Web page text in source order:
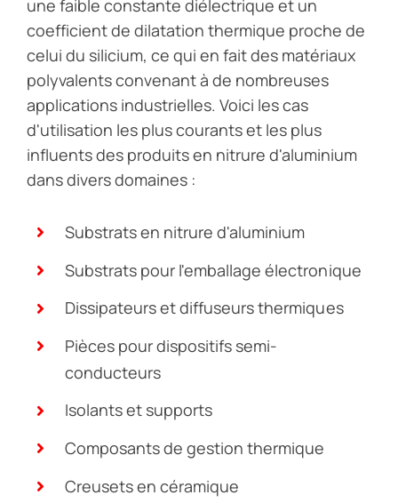
Produits Et Pièces En
Nitrure D'aluminium
Les céramiques de nitrure d'aluminium
élevée, une excellente isolation électrique,
coefficient de dilatation thermique proche de
celui du silicium, ce qui en fait des matériaux
polyvalents convenant à de nombreuses
applications industrielles. Voici les cas
d'utilisation les plus courants et les plus
influents des produits en nitrure d'aluminium
dans divers domaines :
Substrats en nitrure d'aluminium